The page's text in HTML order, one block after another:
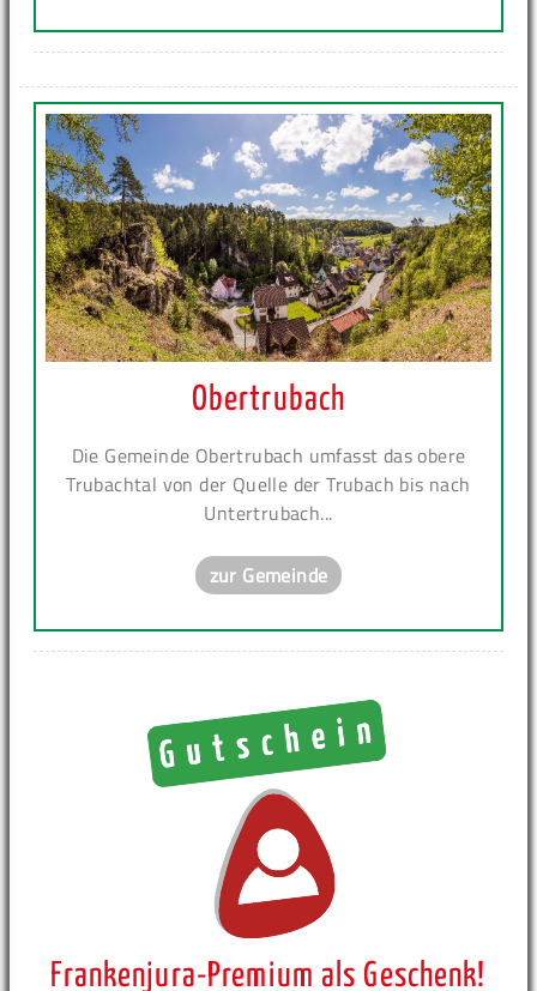
Obertrubach
Die Gemeinde Obertrubach umfasst das obere
Trubachtal von der Quelle der Trubach bis nach
Untertrubach...
zur Gemeinde
Frankenjura-Premium als Geschenk!